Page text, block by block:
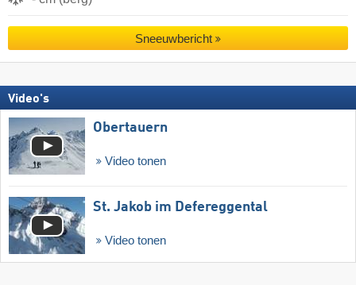
Sneeuwbericht
Video's
Obertauern
Video tonen
St. Jakob im Defereggental
Video tonen